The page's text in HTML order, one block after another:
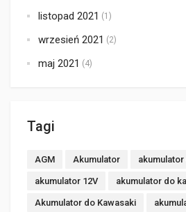
listopad 2021 (1)
wrzesień 2021 (2)
maj 2021 (4)
Tagi
AGM Akumulator akumulator
akumulator 12V akumulator do
Akumulator do Kawasaki